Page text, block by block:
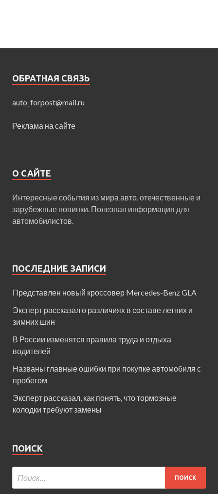
ОБРАТНАЯ СВЯЗЬ
auto_forpost@mail.ru
Реклама на сайте
О САЙТЕ
Интересные события из мира авто, отечественные и
зарубежные новинки. Полезная информация для
автомобилистов.
ПОСЛЕДНИЕ ЗАПИСИ
Представлен новый кроссовер Mercedes-Benz GLA
Эксперт рассказал о различиях в составе летних и
зимних шин
В России изменятся правила труда и отдыха
водителей
Названы главные ошибки при покупке автомобиля с
пробегом
Эксперт рассказал, как понять, что тормозные
колодки требуют замены
ПОИСК